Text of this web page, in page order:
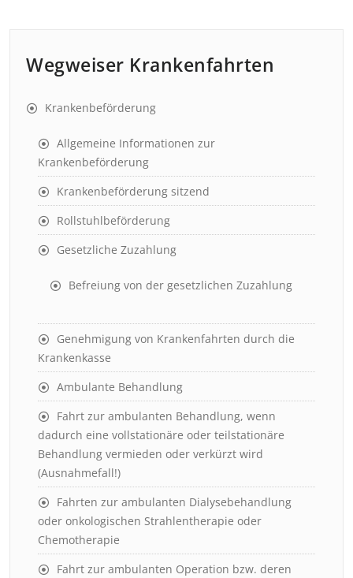
Wegweiser Krankenfahrten
Krankenbeförderung
Allgemeine Informationen zur
Krankenbeförderung
Krankenbeförderung sitzend
Rollstuhlbeförderung
Gesetzliche Zuzahlung
Befreiung von der gesetzlichen Zuzahlung
Genehmigung von Krankenfahrten durch die
Krankenkasse
Ambulante Behandlung
Fahrt zur ambulanten Behandlung, wenn
dadurch eine vollstationäre oder teilstationäre
Behandlung vermieden oder verkürzt wird
(Ausnahmefall!)
Fahrten zur ambulanten Dialysebehandlung
oder onkologischen Strahlentherapie oder
Chemotherapie
Fahrt zur ambulanten Operation bzw. deren